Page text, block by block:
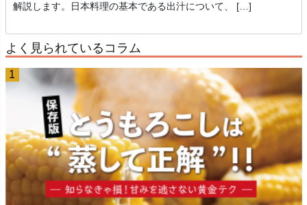
解説します。日本料理の基本である出汁について、 […]
よく見られているコラム